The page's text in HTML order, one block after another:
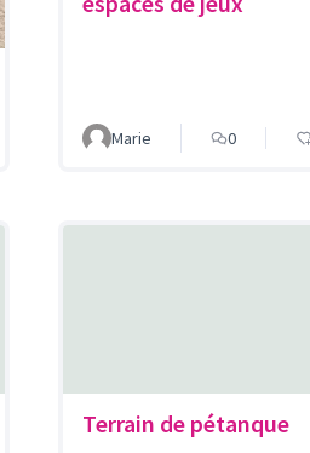
Marie 0
Terrain de pétanque